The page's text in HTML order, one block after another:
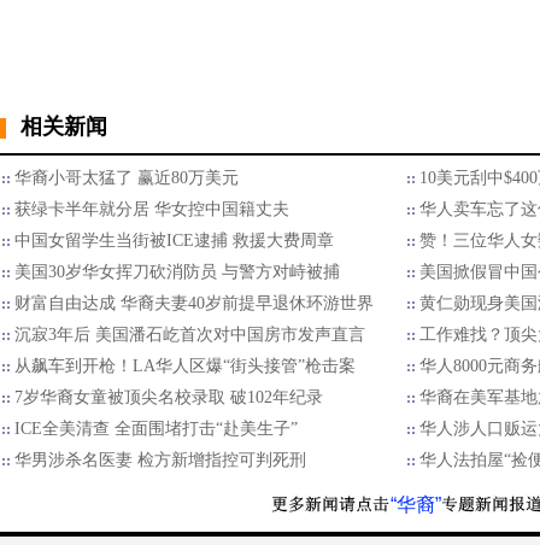
相关新闻
华裔小哥太猛了 赢近80万美元
10美元刮中
获绿卡半年就分居 华女控中国籍丈夫
华人卖车忘了
中国女留学生当街被ICE逮捕 救援大费周章
赞！三位华人
美国30岁华女挥刀砍消防员 与警方对峙被捕
美国掀假冒中
财富自由达成 华裔夫妻40岁前提早退休环游世界
黄仁勋现身美
沉寂3年后 美国潘石屹首次对中国房市发声直言
工作难找？顶
从飙车到开枪！LA华人区爆“街头接管”枪击案
华人8000元商
7岁华裔女童被顶尖名校录取 破102年纪录
华裔在美军基
ICE全美清查 全面围堵打击“赴美生子”
华人涉人口贩
华男涉杀名医妻 检方新增指控可判死刑
华人法拍屋“捡
“华裔”